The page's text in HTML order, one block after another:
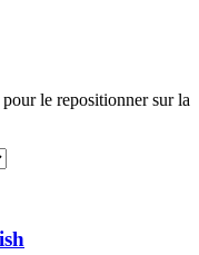
le repositionner sur la